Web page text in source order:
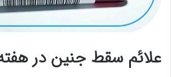
علائم سقط جنین در